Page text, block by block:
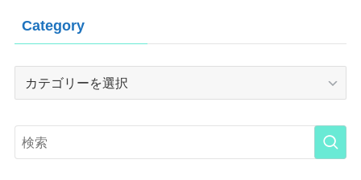
Category
Category